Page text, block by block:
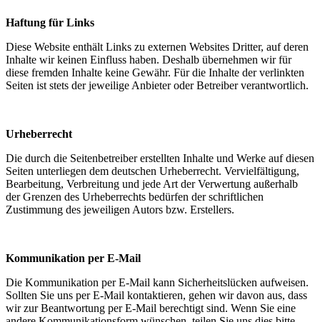
Haftung für Links
Diese Website enthält Links zu externen Websites Dritter, auf deren
Inhalte wir keinen Einfluss haben. Deshalb übernehmen wir für
diese fremden Inhalte keine Gewähr. Für die Inhalte der verlinkten
Seiten ist stets der jeweilige Anbieter oder Betreiber verantwortlich.
Urheberrecht
Die durch die Seitenbetreiber erstellten Inhalte und Werke auf diesen
Seiten unterliegen dem deutschen Urheberrecht. Vervielfältigung,
Bearbeitung, Verbreitung und jede Art der Verwertung außerhalb
der Grenzen des Urheberrechts bedürfen der schriftlichen
Zustimmung des jeweiligen Autors bzw. Erstellers.
Kommunikation per E-Mail
Die Kommunikation per E-Mail kann Sicherheitslücken aufweisen.
Sollten Sie uns per E-Mail kontaktieren, gehen wir davon aus, dass
wir zur Beantwortung per E-Mail berechtigt sind. Wenn Sie eine